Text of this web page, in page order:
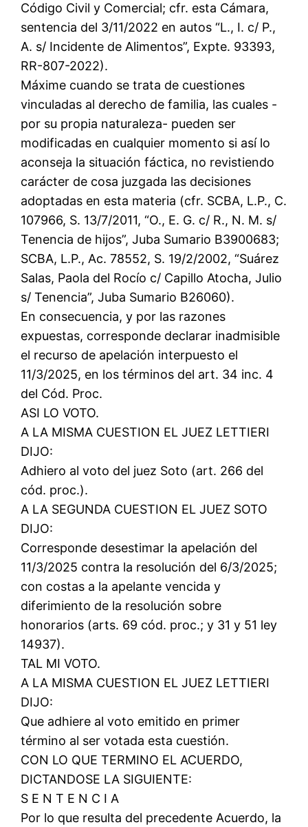
Código Civil y Comercial; cfr. esta Cámara,
sentencia del 3/11/2022 en autos “L., I. c/ P.,
A. s/ Incidente de Alimentos”, Expte. 93393,
RR-807-2022).
Máxime cuando se trata de cuestiones
vinculadas al derecho de familia, las cuales -
por su propia naturaleza- pueden ser
modificadas en cualquier momento si así lo
aconseja la situación fáctica, no revistiendo
carácter de cosa juzgada las decisiones
adoptadas en esta materia (cfr. SCBA, L.P., C.
107966, S. 13/7/2011, “O., E. G. c/ R., N. M. s/
Tenencia de hijos”, Juba Sumario B3900683;
SCBA, L.P., Ac. 78552, S. 19/2/2002, “Suárez
Salas, Paola del Rocío c/ Capillo Atocha, Julio
s/ Tenencia”, Juba Sumario B26060).
En consecuencia, y por las razones
expuestas, corresponde declarar inadmisible
el recurso de apelación interpuesto el
11/3/2025, en los términos del art. 34 inc. 4
del Cód. Proc.
ASI LO VOTO.
A LA MISMA CUESTION EL JUEZ LETTIERI
DIJO:
Adhiero al voto del juez Soto (art. 266 del
cód. proc.).
A LA SEGUNDA CUESTION EL JUEZ SOTO
DIJO:
Corresponde desestimar la apelación del
11/3/2025 contra la resolución del 6/3/2025;
con costas a la apelante vencida y
diferimiento de la resolución sobre
honorarios (arts. 69 cód. proc.; y 31 y 51 ley
14937).
TAL MI VOTO.
A LA MISMA CUESTION EL JUEZ LETTIERI
DIJO:
Que adhiere al voto emitido en primer
término al ser votada esta cuestión.
CON LO QUE TERMINO EL ACUERDO,
DICTANDOSE LA SIGUIENTE:
S E N T E N C I A
Por lo que resulta del precedente Acuerdo, la